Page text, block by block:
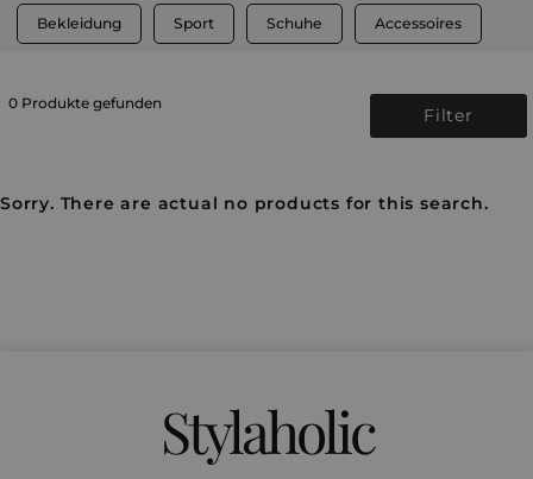
Bekleidung Sport Schuhe Accessoires
0 Produkte gefunden
Filter
Sorry. There are actual no products for this search.
Stylaholic